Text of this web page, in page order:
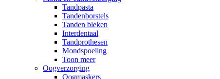
Tandpasta
Tandenborstels
Tanden bleken
Interdentaal
Tandprothesen
Mondspoeling
Toon meer
Oogverzorging
Oogmaskers